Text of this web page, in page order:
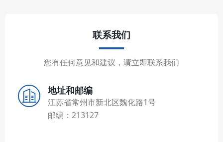
联系我们
您有任何意见和建议，请立即联系我们
地址和邮编
江苏省常州市新北区魏化路1号
邮编：213127